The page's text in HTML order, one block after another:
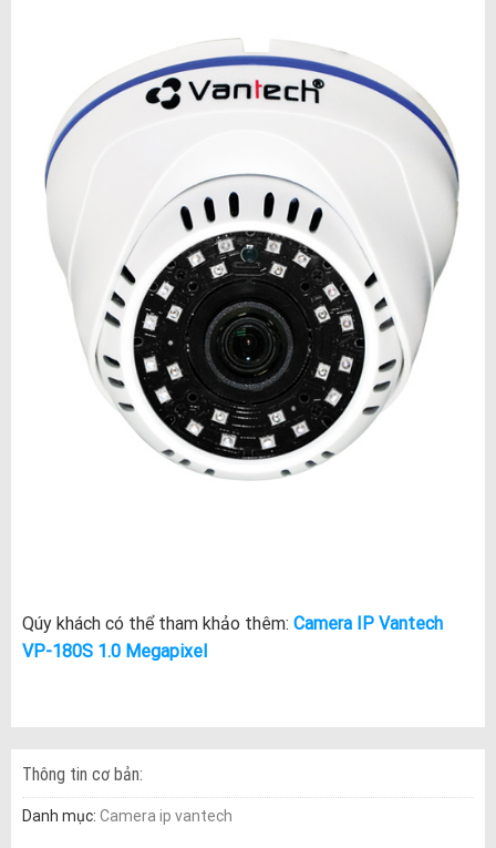
Qúy khách có thể tham khảo thêm: Camera IP Vantech
VP-180S 1.0 Megapixel
Thông tin cơ bản:
Danh mục: Camera ip vantech